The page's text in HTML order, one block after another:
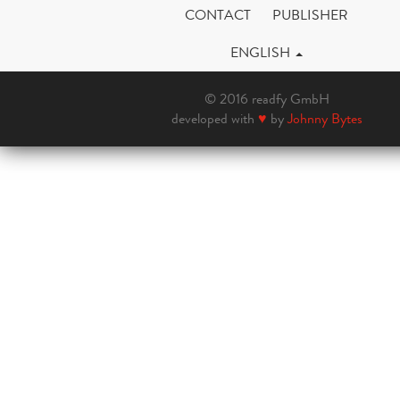
CONTACT
PUBLISHER
ENGLISH
© 2016 readfy GmbH
developed with ♥ byJohnny Bytes